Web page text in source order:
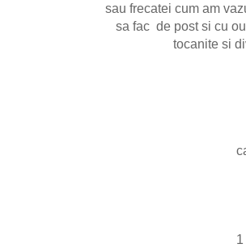
sau frecatei cum am
sa fac de post si cu
tocanite si